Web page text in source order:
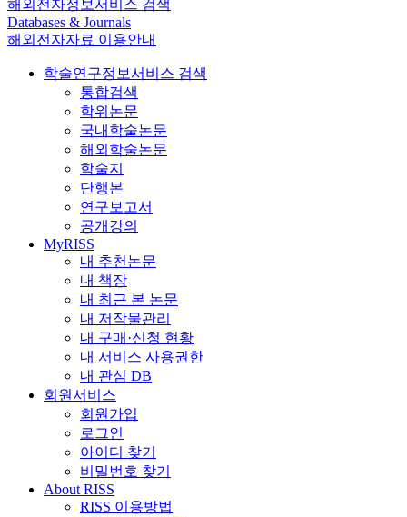
해외전자정보서비스 검색
Databases & Journals
해외전자자료 이용안내
학술연구정보서비스 검색
통합검색
학위논문
국내학술논문
해외학술논문
학술지
단행본
연구보고서
공개강의
MyRISS
내 추천논문
내 책장
내 최근 본 논문
내 저작물관리
내 구매·신청 현황
내 서비스 사용권한
내 관심 DB
회원서비스
회원가입
로그인
아이디 찾기
비밀번호 찾기
About RISS
RISS 이용방법